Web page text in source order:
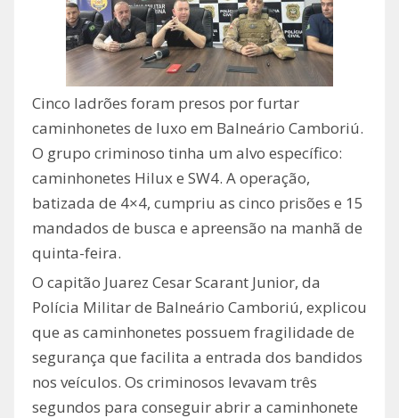
Cinco ladrões foram presos por furtar
caminhonetes de luxo em Balneário Camboriú.
O grupo criminoso tinha um alvo específico:
caminhonetes Hilux e SW4. A operação,
batizada de 4×4, cumpriu as cinco prisões e 15
mandados de busca e apreensão na manhã de
quinta-feira.
O capitão Juarez Cesar Scarant Junior, da
Polícia Militar de Balneário Camboriú, explicou
que as caminhonetes possuem fragilidade de
segurança que facilita a entrada dos bandidos
nos veículos. Os criminosos levavam três
segundos para conseguir abrir a caminhonete